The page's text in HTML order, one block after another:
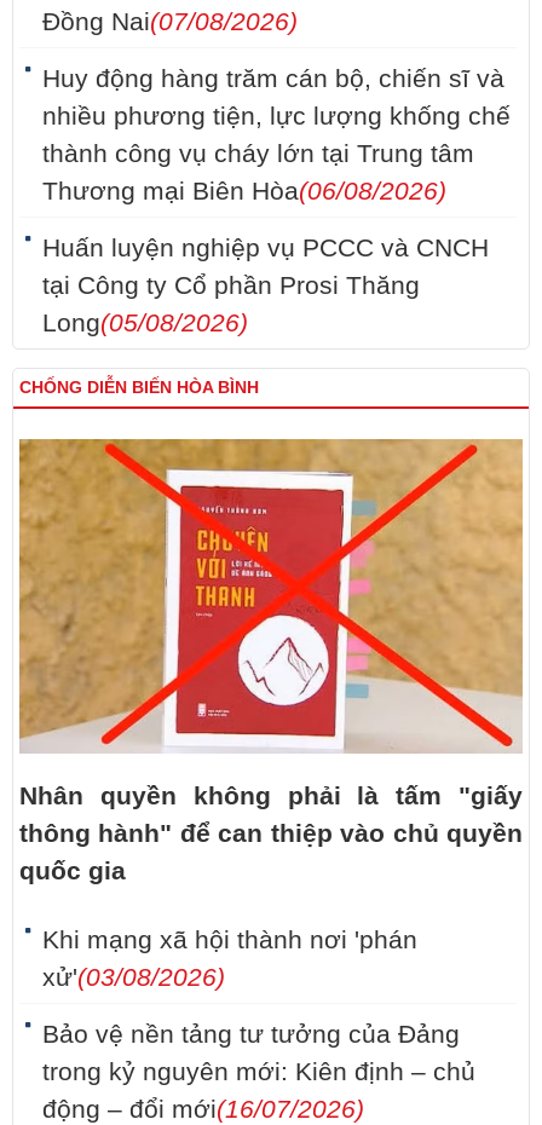
Đồng Nai(07/08/2026)
Huy động hàng trăm cán bộ, chiến sĩ và
nhiều phương tiện, lực lượng khống chế
thành công vụ cháy lớn tại Trung tâm
Thương mại Biên Hòa(06/08/2026)
Huấn luyện nghiệp vụ PCCC và CNCH
tại Công ty Cổ phần Prosi Thăng
Long(05/08/2026)
CHỐNG DIỄN BIẾN HÒA BÌNH
Nhân quyền không phải là tấm "giấy
thông hành" để can thiệp vào chủ quyền
quốc gia
Khi mạng xã hội thành nơi 'phán
xử'(03/08/2026)
Bảo vệ nền tảng tư tưởng của Đảng
trong kỷ nguyên mới: Kiên định – chủ
động – đổi mới(16/07/2026)